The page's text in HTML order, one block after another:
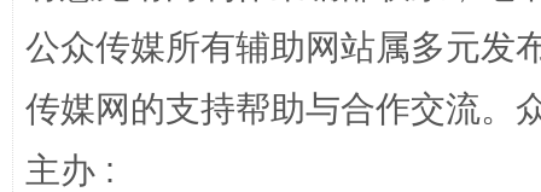
这是一记警钟！ 谢
公众传媒所有辅助网站属多元发
传媒网的支持帮助与合作交流。
主办 :